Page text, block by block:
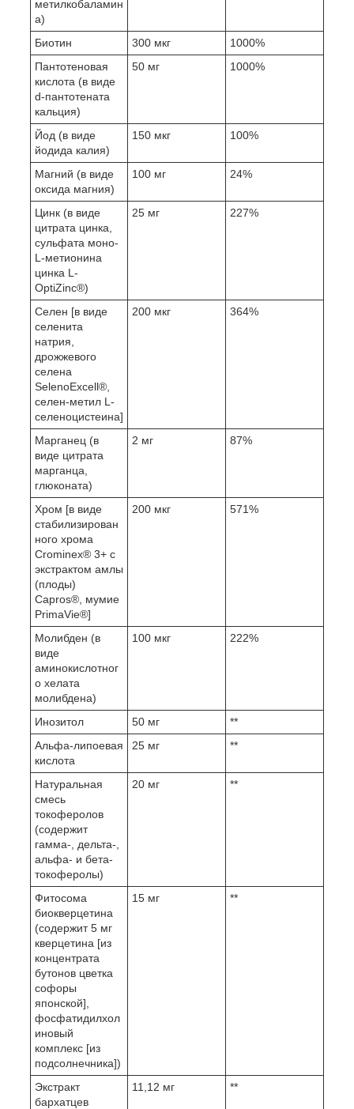
метилкобаламин
а)
Биотин
300 мкг
1000%
Пантотеновая
кислота (в виде
d-пантотената
кальция)
50 мг 1000%
Йод (в виде
йодида калия)
150 мкг 100%
Магний (в виде
оксида магния)
100 мг 24%
Цинк (в виде
цитрата цинка,
сульфата моно-
L-метионина
цинка L-
OptiZinc®)
25 мг 227%
Селен [в виде
селенита
натрия,
дрожжевого
селена
SelenoExcell®,
селен-метил L-
селеноцистеина]
200 мкг 364%
Марганец (в
виде цитрата
марганца,
глюконата)
2 мг 87%
Хром [в виде
стабилизирован
ного хрома
Crominex® 3+ с
экстрактом амлы
(плоды)
Capros®, мумие
PrimaVie®]
200 мкг 571%
Молибден (в
виде
аминокислотног
о хелата
молибдена)
100 мкг 222%
Инозитол 50 мг
**
Альфа-липоевая
кислота
25 мг **
Натуральная
смесь
токоферолов
(содержит
гамма-, дельта-,
альфа- и бета-
токоферолы)
20 мг **
Фитосома
биокверцетина
(содержит 5 мг
кверцетина [из
концентрата
бутонов цветка
софоры
японской],
фосфатидилхол
иновый
комплекс [из
подсолнечника])
15 мг **
Экстракт
бархатцев
11,12 мг **